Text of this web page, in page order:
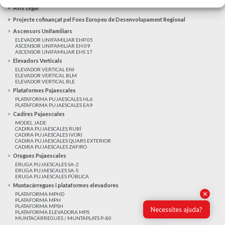
Avis Legal
Projecte cofinançat pel Fons Europeu de Desenvolupament Regional
Ascensors Unifamiliars
ELEVADOR UNIFAMILIAR EHP 05
ASCENSOR UNIFAMILIAR EH 09
ASCENSOR UNIFAMILIAR EHS 17
Elevadors Verticals
ELEVADOR VERTICAL ENI
ELEVADOR VERTICAL BLM
ELEVADOR VERTICAL BLE
Plataformes Pujaescales
PLATAFORMA PUJAESCALES HL6
PLATAFORMA PUJAESCALES EA9
Cadires Pujaescales
MODEL JADE
CADIRA PUJAESCALES RUBÍ
CADIRA PUJAESCALES IVORI
CADIRA PUJAESCALES QUARS EXTERIOR
CADIRA PUJAESCALES ZAFIRO
Orugues Pujaescales
ERUGA PUJAESCALES SA-2
ERUGA PUJAESCALES SA-S
ERUGA PUJAESCALES PÚBLICA
Muntacàrregues i plataformes elevadores
PLATAFORMA MPHD
PLATAFORMA MPH
PLATAFORMA MPSH
PLATAFORMA ELEVADORA MPS
MUNTACÀRREGUES / MUNTAPLATS P-80
✕
Necessites ajuda?